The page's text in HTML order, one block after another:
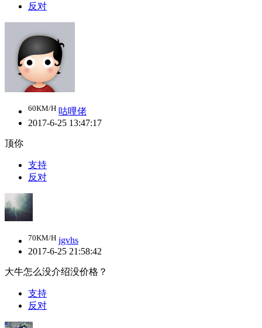
反对
60KM/H 咕哩佬
2017-6-25 13:47:17
顶你
支持
反对
70KM/H jgvhs
2017-6-25 21:58:42
大牛怎么没介绍没价格？
支持
反对